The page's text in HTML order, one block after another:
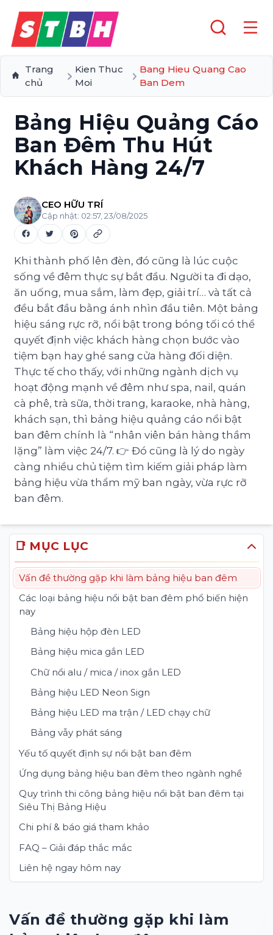
Trang
chủ
Kien Thuc
Moi
Bang Hieu Quang Cao
Ban Dem
Bảng Hiệu Quảng Cáo
Ban Đêm Thu Hút
Khách Hàng 24/7
CEO HỮU TRÍ
Cập nhật: 02:57, 23/08/2025
Khi thành phố lên đèn, đó cũng là lúc cuộc
sống về đêm thực sự bắt đầu. Người ta đi dạo,
ăn uống, mua sắm, làm đẹp, giải trí… và tất cả
đều bắt đầu bằng ánh nhìn đầu tiên. Một bảng
hiệu sáng rực rỡ, nổi bật trong bóng tối có thể
quyết định việc khách hàng chọn bước vào
tiệm bạn hay ghé sang cửa hàng đối diện.
Thực tế cho thấy, với những ngành dịch vụ
hoạt động mạnh về đêm như spa, nail, quán
cà phê, trà sữa, thời trang, karaoke, nhà hàng,
khách sạn, thì bảng hiệu quảng cáo nổi bật
ban đêm chính là “nhân viên bán hàng thầm
lặng” làm việc 24/7. 👉 Đó cũng là lý do ngày
càng nhiều chủ tiệm tìm kiếm giải pháp làm
bảng hiệu vừa thẩm mỹ ban ngày, vừa rực rỡ
ban đêm.
📑 MỤC LỤC
Vấn đề thường gặp khi làm bảng hiệu ban đêm
Các loại bảng hiệu nổi bật ban đêm phổ biến hiện
nay
Bảng hiệu hộp đèn LED
Bảng hiệu mica gắn LED
Chữ nổi alu / mica / inox gắn LED
Bảng hiệu LED Neon Sign
Bảng hiệu LED ma trận / LED chạy chữ
Bảng vẫy phát sáng
Yếu tố quyết định sự nổi bật ban đêm
Ứng dụng bảng hiệu ban đêm theo ngành nghề
Quy trình thi công bảng hiệu nổi bật ban đêm tại
Siêu Thị Bảng Hiệu
Chi phí & báo giá tham khảo
FAQ – Giải đáp thắc mắc
Liên hệ ngay hôm nay
Vấn đề thường gặp khi làm